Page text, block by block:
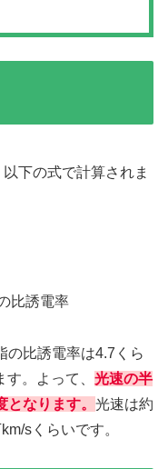
下の式で計算されま
比誘電率
の比誘電率は4.7くら
。よって、 光速の半
なります。 光速は約
sくらいです。